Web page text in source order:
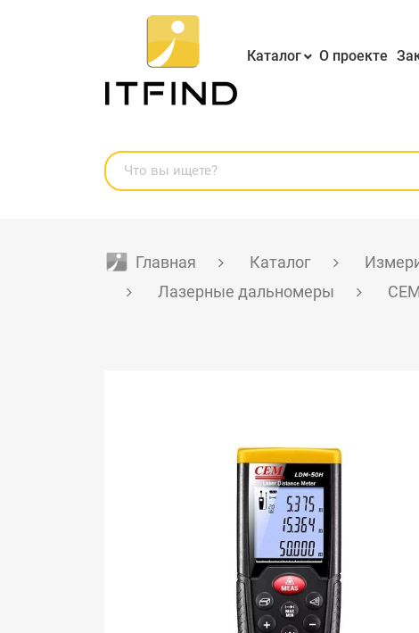
Каталог О проекте
Главная Каталог
Лазерные дальномеры